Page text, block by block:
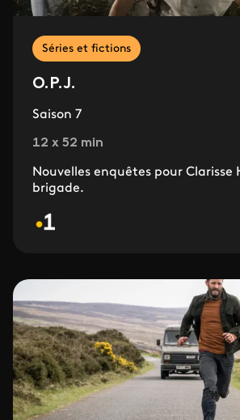
Séries et fictions
O.P.J.
Saison 7
12 x 52 min
Nouvelles enquêtes pour Clarisse
brigade.